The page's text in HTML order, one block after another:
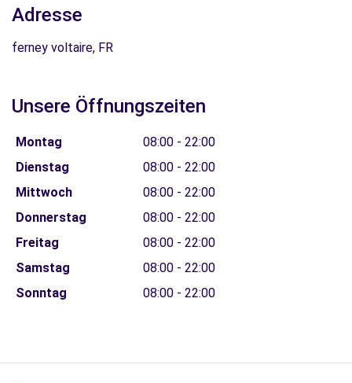
Adresse
ferney voltaire, FR
Unsere Öffnungszeiten
Montag
08:00 - 22:00
Dienstag
08:00 - 22:00
Mittwoch
08:00 - 22:00
Donnerstag
08:00 - 22:00
Freitag
08:00 - 22:00
Samstag
08:00 - 22:00
Sonntag
08:00 - 22:00